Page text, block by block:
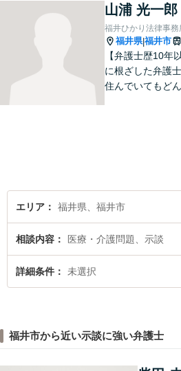
故／刑事弁護・
ど、幅広く対応
にご相談くださ
山浦 光一郎
福井ひかり法律事務
福井県|福井市
【弁護士歴10年
に根ざした弁護
住んでいてもどん
す。
エリア 福井県、福井市
相談内容 医療・介護問題、示談
詳細条件 未選択
福井市から近い示談に強い弁護士